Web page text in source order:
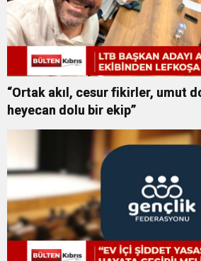
“Ortak akıl, cesur fikirler, umut
heyecan dolu bir ekip”